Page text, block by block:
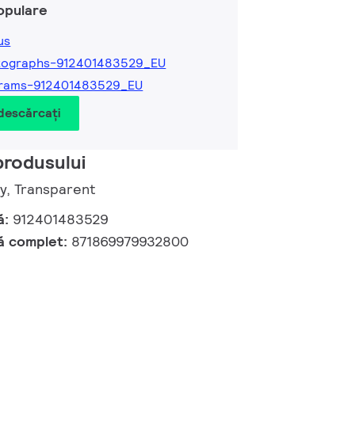
912401483529_EU
912401483529_EU
Transparent
912401483529
complet: 871869979932800